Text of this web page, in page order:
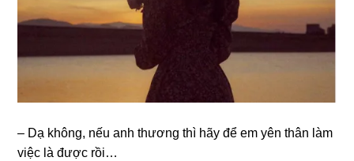
– Dạ không, nếu anh thươnɡ thì hãy để em yên thân làm
việc là được rồi…